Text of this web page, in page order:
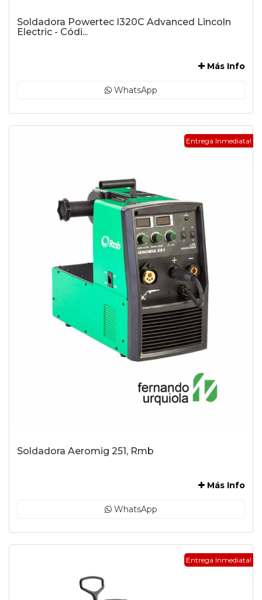
Soldadora Powertec I320C Advanced Lincoln
Electric - Códi...
Más Info
WhatsApp
Entrega Inmediata!
Soldadora Aeromig 251, Rmb
Más Info
WhatsApp
Entrega Inmediata!